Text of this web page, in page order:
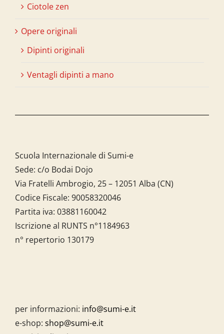
Ciotole zen
Opere originali
Dipinti originali
Ventagli dipinti a mano
Scuola Internazionale di Sumi-e
Sede: c/o Bodai Dojo
Via Fratelli Ambrogio, 25 – 12051 Alba (CN)
Codice Fiscale: 90058320046
Partita iva: 03881160042
Iscrizione al RUNTS n°1184963
n° repertorio 130179
per informazioni: info@sumi-e.it
e-shop: shop@sumi-e.it